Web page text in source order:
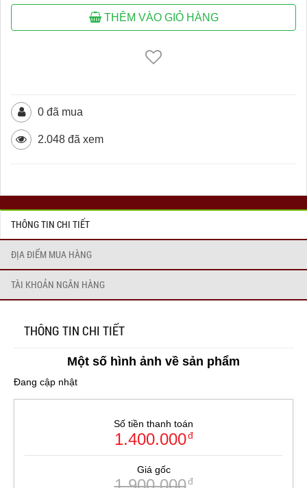
THÊM VÀO GIỎ HÀNG
0 đã mua
2.048 đã xem
THÔNG TIN CHI TIẾT
ĐỊA ĐIỂM MUA HÀNG
TÀI KHOẢN NGÂN HÀNG
THÔNG TIN CHI TIẾT
Một số hình ảnh về sản phẩm
Đang cập nhật
Số tiền thanh toán
1.400.000đ
Giá gốc
đ